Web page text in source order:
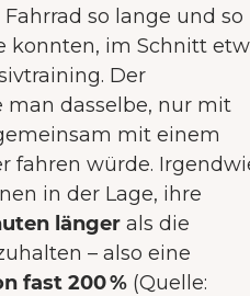
so lange und so
konnten, im Schnitt
Der
man dasselbe, nur mit
mit einem
fahren würde.
in der Lage, ihre
länger als die
– also eine
fast 200 % (Quelle: